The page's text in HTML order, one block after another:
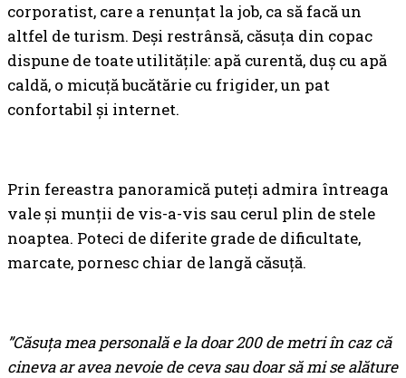
corporatist, care a renunțat la job, ca să facă un
altfel de turism. Deși restrânsă, căsuța din copac
dispune de toate utilitățile: apă curentă, duș cu apă
caldă, o micuță bucătărie cu frigider, un pat
confortabil și internet.
Prin fereastra panoramică puteți admira întreaga
vale și munții de vis-a-vis sau cerul plin de stele
noaptea. Poteci de diferite grade de dificultate,
marcate, pornesc chiar de langă căsuță.
”Căsuța mea personală e la doar 200 de metri în caz că
cineva ar avea nevoie de ceva sau doar să mi se alăture